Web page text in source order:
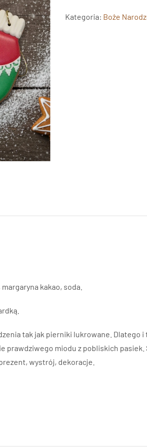
Zestaw
Kategoria: Boże
kakao, soda.
tak jak pierniki lukrowane. Dlatego
prawdziwego miodu z pobliskich
wystrój, dekoracje.